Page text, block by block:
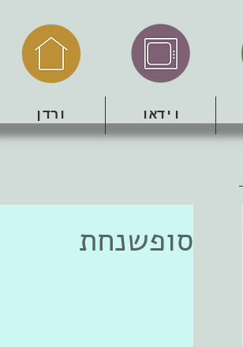
וידאו ורדן
סופשנחת